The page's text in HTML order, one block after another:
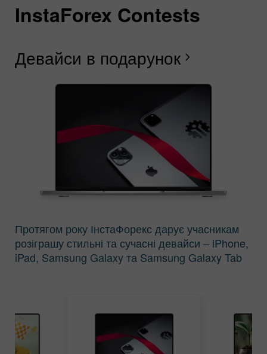
InstaForex Contests
Девайси в подарунок chevron_right
Протягом року ІнстаФорекс дарує учасникам
розіграшу стильні та сучасні девайси – iPhone,
iPad, Samsung Galaxy та Samsung Galaxy Tab